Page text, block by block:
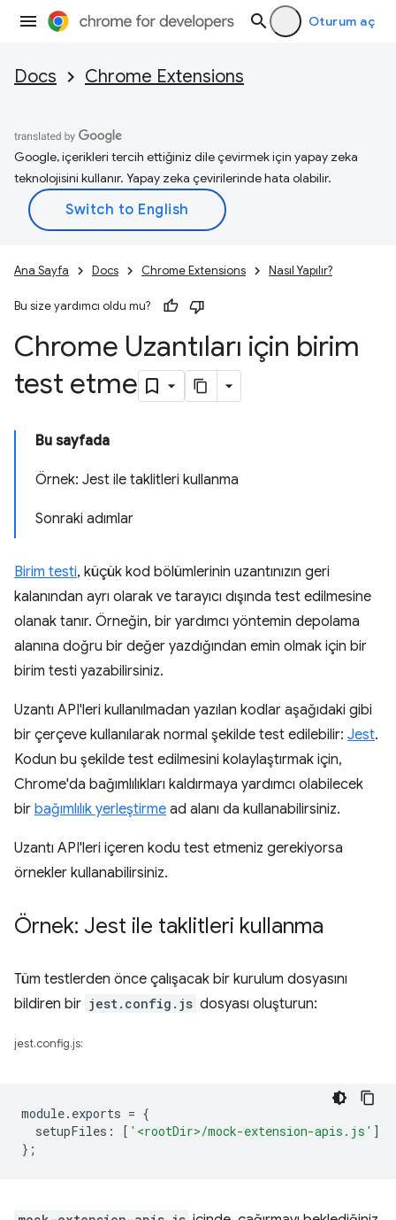
Oturum aç
Docs Chrome Extensions
Google, içerikleri tercih ettiğiniz dile çevirmek için yapay zeka
teknolojisini kullanır. Yapay zeka çevirilerinde hata olabilir.
Ana Sayfa Docs Chrome Extensions Nasıl Yapılır?
Bu size yardımcı oldu mu?
Chrome Uzantıları için birim
test etme
Bu sayfada
Örnek: Jest ile taklitleri kullanma
Sonraki adımlar
Birim testi, küçük kod bölümlerinin uzantınızın geri
kalanından ayrı olarak ve tarayıcı dışında test edilmesine
olanak tanır. Örneğin, bir yardımcı yöntemin depolama
alanına doğru bir değer yazdığından emin olmak için bir
birim testi yazabilirsiniz.
Uzantı API'leri kullanılmadan yazılan kodlar aşağıdaki gibi
bir çerçeve kullanılarak normal şekilde test edilebilir: Jest.
Kodun bu şekilde test edilmesini kolaylaştırmak için,
Chrome'da bağımlılıkları kaldırmaya yardımcı olabilecek
bir bağımlılık yerleştirme ad alanı da kullanabilirsiniz.
Uzantı API'leri içeren kodu test etmeniz gerekiyorsa
örnekler kullanabilirsiniz.
Örnek: Jest ile taklitleri kullanma
Tüm testlerden önce çalışacak bir kurulum dosyasını
bildiren bir jest.config.js dosyası oluşturun:
jest.config.js:
module. exports = {
setupFiles : [ '<rootDir>/mock-extension-apis.js' ]
};